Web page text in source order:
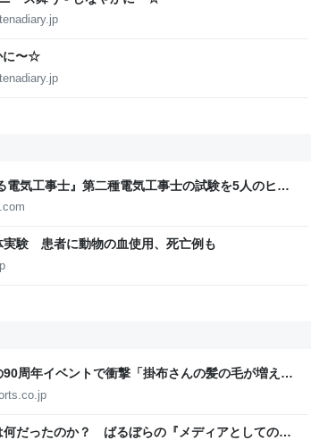
に〜☆
電気工事士』第二種電気工事士の試験を5人のヒロ
過去問1000問”や“本番形式CBT模擬試験”で本格的
実験 患者に動物の血使用、死亡例も
周年イベントで衝撃「掛布さんの髪の毛が増えて
何だったのか？ ばるぼらの『メディアとしてのロ